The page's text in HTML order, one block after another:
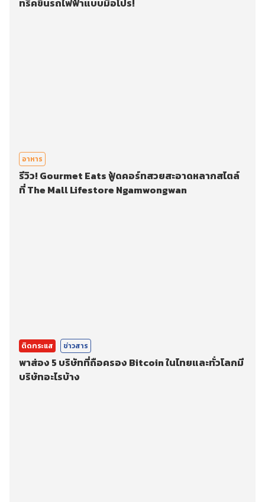
ทริคขึ้นรถไฟฟ้าแบบมือโปร!
อาหาร
รีวิว! Gourmet Eats ฟู้ดคอร์ทสวยสะอาดหลากสไตล์
ที่ The Mall Lifestore Ngamwongwan
ติดกระแส ข่าวสาร
พาส่อง 5 บริษัทที่ถือครอง Bitcoin ในไทยและทั่วโลกมี
บริษัทอะไรบ้าง